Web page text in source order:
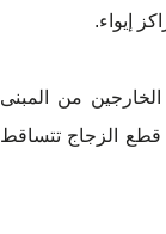
إيواء.
من المبنى
قطع الزجاج تتساقط